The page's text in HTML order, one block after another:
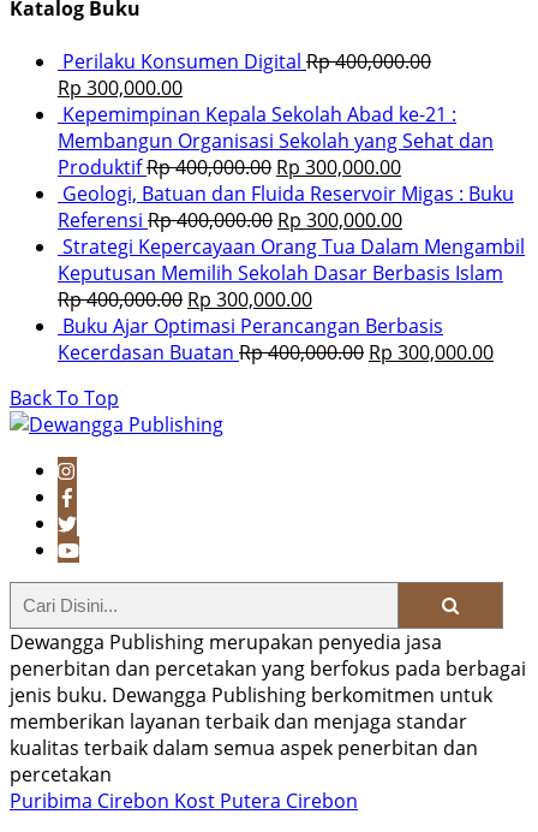
Katalog Buku
Perilaku Konsumen Digital Rp400,000.00
Rp 300,000.00
Kepemimpinan Kepala Sekolah Abad ke-21 :
Membangun Organisasi Sekolah yang Sehat dan
ProduktifRp400,000.00 Rp 300,000.00
Geologi, Batuan dan Fluida Reservoir Migas : Buku
Referensi Rp400,000.00 Rp 300,000.00
Strategi Kepercayaan Orang Tua Dalam Mengambil
Keputusan Memilih Sekolah Dasar Berbasis Islam
Rp400,000.00 Rp 300,000.00
Buku Ajar Optimasi Perancangan Berbasis
Kecerdasan Buatan Rp400,000.00 Rp 300,000.00
Back To Top
Dewangga Publishing merupakan penyedia jasa
penerbitan dan percetakan yang berfokus pada berbagai
jenis buku. Dewangga Publishing berkomitmen untuk
memberikan layanan terbaik dan menjaga standar
kualitas terbaik dalam semua aspek penerbitan dan
percetakan
Puribima Cirebon Kost Putera Cirebon